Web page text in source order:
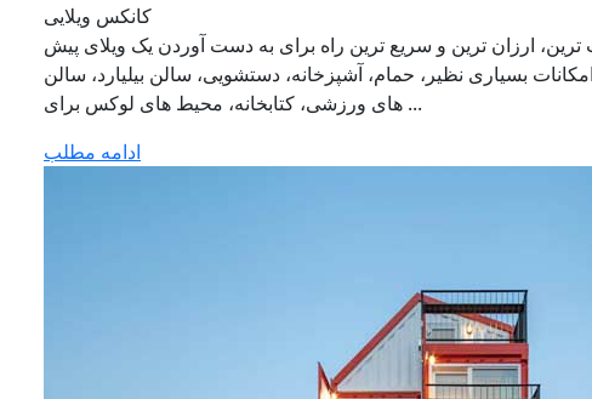
کانکس ویلایی
ارزان‌ ترین و سریع‌ ترین راه برای به دست آوردن یک ویلای پیش‌
بسیاری نظیر، حمام، آشپزخانه، دستشویی، سالن بیلیارد، سالن‌
های ورزشی، کتابخانه، محیط‌ های لوکس برای ...
ادامه مطلب